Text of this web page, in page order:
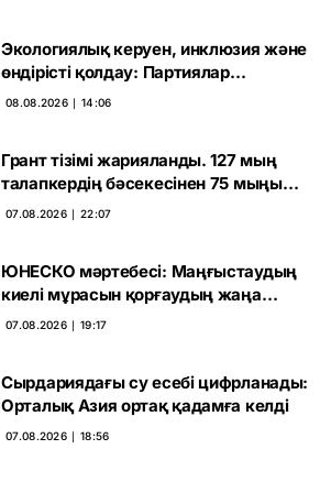
Экологиялық керуен, инклюзия және
өндірісті қолдау: Партиялар
өңірлерде қандай мәселе көтерді
08.08.2026 ∣ 14:06
Грант тізімі жарияланды. 127 мың
талапкердің бәсекесінен 75 мыңы
өтті
07.08.2026 ∣ 22:07
ЮНЕСКО мәртебесі: Маңғыстаудың
киелі мұрасын қорғаудың жаңа
кезеңі басталды
07.08.2026 ∣ 19:17
Сырдариядағы су есебі цифрланады:
Орталық Азия ортақ қадамға келді
07.08.2026 ∣ 18:56